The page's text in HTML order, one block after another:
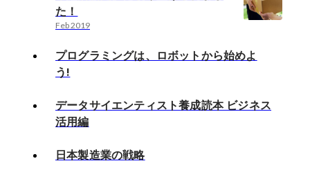
た！
Feb 2019
プログラミングは、ロボットから始めよ
う!
データサイエンティスト養成読本 ビジネス
活用編
日本製造業の戦略